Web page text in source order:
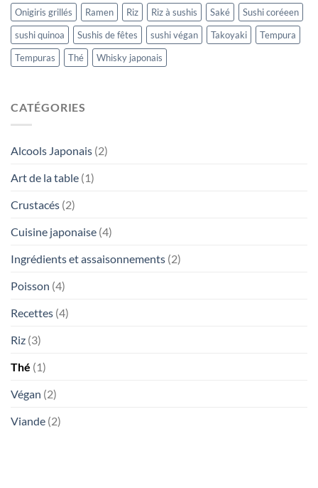
Onigiris grillés
Ramen Riz Riz à sushis Saké
Sushi coréeen
sushi quinoa
Sushis de fêtes sushi végan Takoyaki
Tempura
Tempuras
Thé Whisky japonais
CATÉGORIES
Alcools Japonais (2)
Art de la table (1)
Crustacés (2)
Cuisine japonaise (4)
Ingrédients et assaisonnements (2)
Poisson (4)
Recettes (4)
Riz (3)
Thé (1)
Végan (2)
Viande (2)